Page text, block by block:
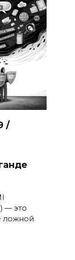
/
— это
ложной